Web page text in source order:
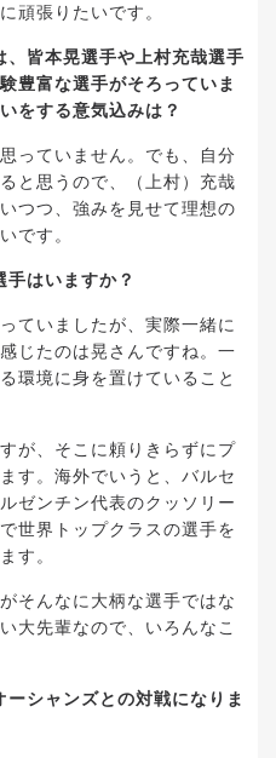
頑張りたいです。
皆本晃選手や上村充哉選手
豊富な選手がそろっていま
をする意気込みは？
っていません。でも、自分
と思うので、（上村）充哉
つつ、強みを見せて理想の
です。
はいますか？
ていましたが、実際一緒に
じたのは晃さんですね。一
環境に身を置けていること
が、そこに頼りきらずにプ
す。海外でいうと、バルセ
ゼンチン代表のクッソリー
世界トップクラスの選手を
す。
そんなに大柄な選手ではな
大先輩なので、いろんなこ
シャンズとの対戦になりま